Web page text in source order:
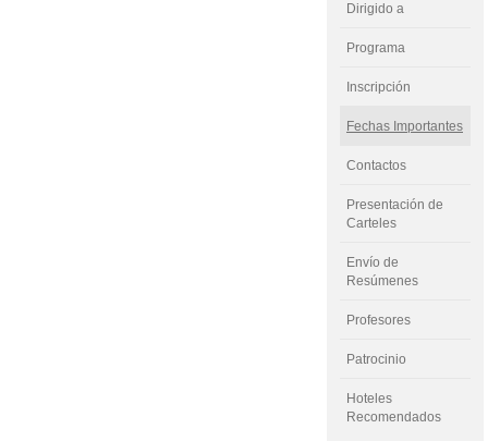
Dirigido a
Programa
Inscripción
Fechas Importantes
Contactos
Presentación de
Carteles
Envío de
Resúmenes
Profesores
Patrocinio
Hoteles
Recomendados